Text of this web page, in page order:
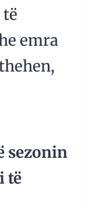
emra
sezonin
të